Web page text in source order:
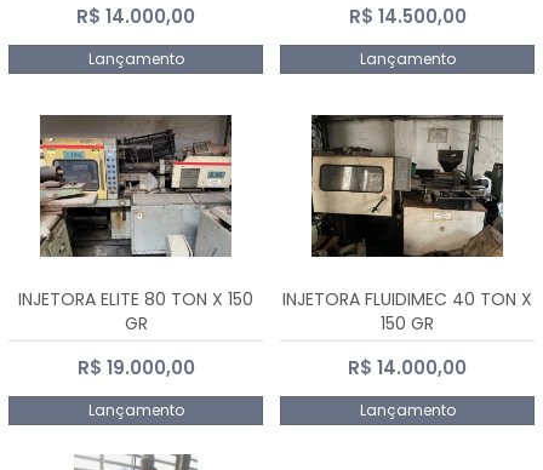
R$ 14.000,00
Lançamento
R$ 14.500,00
Lançamento
INJETORA ELITE 80 TON X 150
GR
R$ 19.000,00
Lançamento
INJETORA FLUIDIMEC 40 TON X
150 GR
R$ 14.000,00
Lançamento